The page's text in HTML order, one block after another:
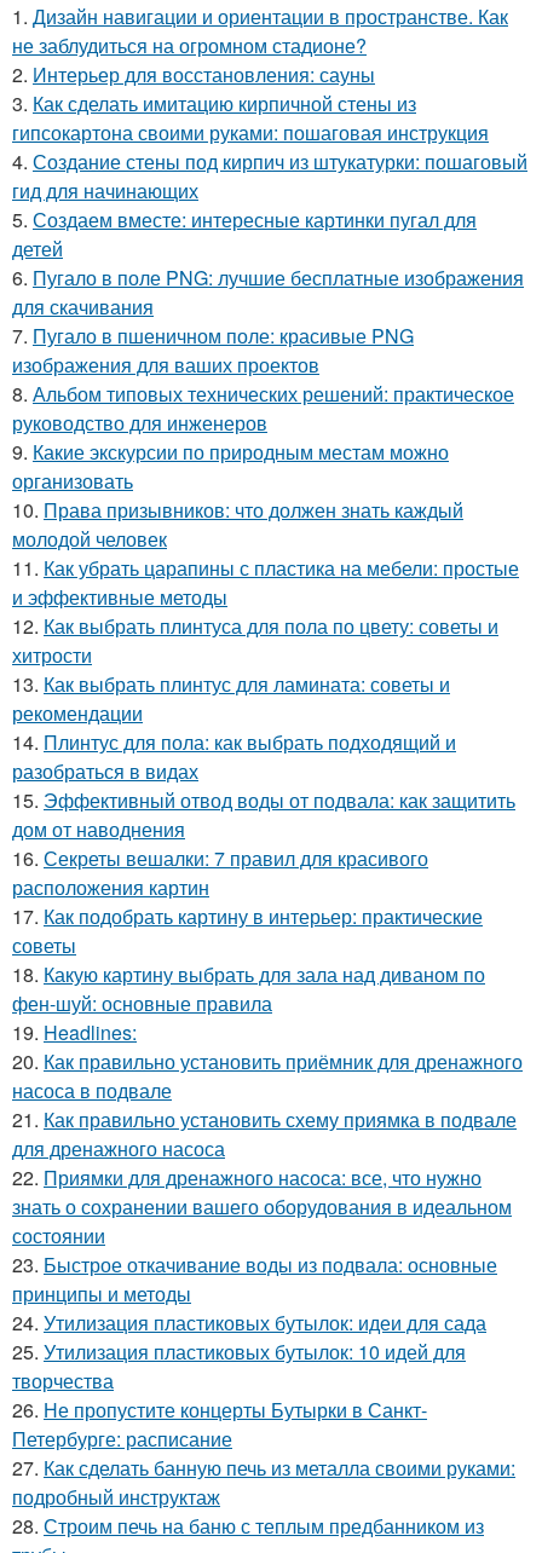
1. Дизайн навигации и ориентации в пространстве. Как
не заблудиться на огромном стадионе?
2. Интерьер для восстановления: сауны
3. Как сделать имитацию кирпичной стены из
гипсокартона своими руками: пошаговая инструкция
4. Создание стены под кирпич из штукатурки: пошаговый
гид для начинающих
5. Создаем вместе: интересные картинки пугал для
детей
6. Пугало в поле PNG: лучшие бесплатные изображения
для скачивания
7. Пугало в пшеничном поле: красивые PNG
изображения для ваших проектов
8. Альбом типовых технических решений: практическое
руководство для инженеров
9. Какие экскурсии по природным местам можно
организовать
10. Права призывников: что должен знать каждый
молодой человек
11. Как убрать царапины с пластика на мебели: простые
и эффективные методы
12. Как выбрать плинтуса для пола по цвету: советы и
хитрости
13. Как выбрать плинтус для ламината: советы и
рекомендации
14. Плинтус для пола: как выбрать подходящий и
разобраться в видах
15. Эффективный отвод воды от подвала: как защитить
дом от наводнения
16. Секреты вешалки: 7 правил для красивого
расположения картин
17. Как подобрать картину в интерьер: практические
советы
18. Какую картину выбрать для зала над диваном по
фен-шуй: основные правила
19. Headlines:
20. Как правильно установить приёмник для дренажного
насоса в подвале
21. Как правильно установить схему приямка в подвале
для дренажного насоса
22. Приямки для дренажного насоса: все, что нужно
знать о сохранении вашего оборудования в идеальном
состоянии
23. Быстрое откачивание воды из подвала: основные
принципы и методы
24. Утилизация пластиковых бутылок: идеи для сада
25. Утилизация пластиковых бутылок: 10 идей для
творчества
26. Не пропустите концерты Бутырки в Санкт-
Петербурге: расписание
27. Как сделать банную печь из металла своими руками:
подробный инструктаж
28. Строим печь на баню с теплым предбанником из